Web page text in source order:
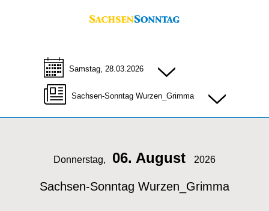
Samstag, 28.03.2026
Sachsen-Sonntag Wurzen_Grimma
Donnerstag, 06. August 2026
Sachsen-Sonntag Wurzen_Grimma